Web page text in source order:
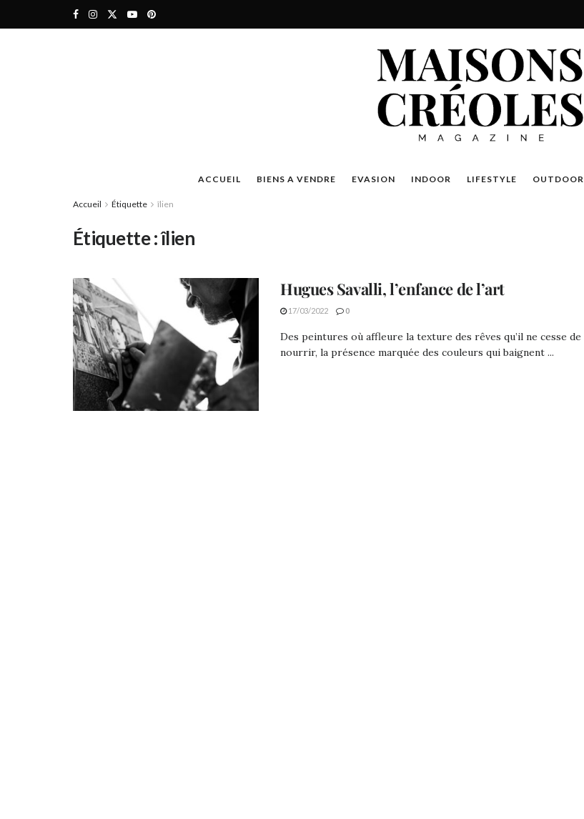
ACCUEIL BIENS A VENDRE EVASION INDOOR LIFESTYLE OUTDOOR
Accueil Étiquette îlien
Étiquette :îlien
Hugues Savalli, l’enfance de l’art
17/03/2022 0
Des peintures où affleure la texture des rêves qu’il ne cesse de
nourrir, la présence marquée des couleurs qui baignent ...